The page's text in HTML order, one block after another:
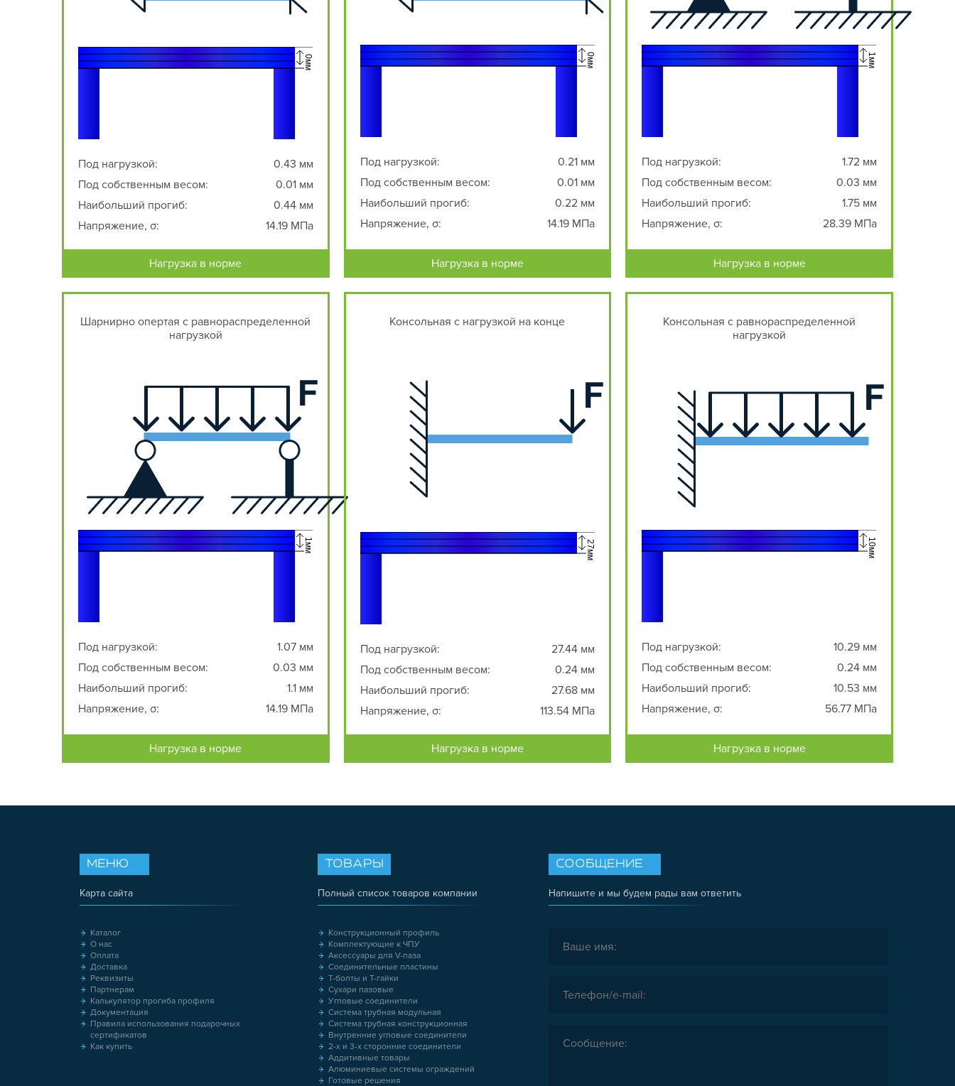
Под нагрузкой:
0.43 мм
Под собственным весом:
0.01 мм
Наибольший прогиб:
0.44 мм
Напряжение, σ:
14.19 МПа
Нагрузка в норме
Под нагрузкой:
0.21 мм
Под собственным весом:
0.01 мм
Наибольший прогиб:
0.22 мм
Напряжение, σ:
14.19 МПа
Нагрузка в норме
Под нагрузкой:
1.72 мм
Под собственным весом:
0.03 мм
Наибольший прогиб:
1.75 мм
Напряжение, σ:
28.39 МПа
Нагрузка в норме
Шарнирно опертая с равнораспределенной
нагрузкой
Под нагрузкой:
1.07 мм
Под собственным весом:
0.03 мм
Наибольший прогиб:
1.1 мм
Напряжение, σ:
14.19 МПа
Нагрузка в норме
Консольная с нагрузкой на конце
Под нагрузкой:
27.44 мм
Под собственным весом:
0.24 мм
Наибольший прогиб:
27.68 мм
Напряжение, σ:
113.54 МПа
Нагрузка в норме
Консольная с равнораспределенной
нагрузкой
Под нагрузкой:
10.29 мм
Под собственным весом:
0.24 мм
Наибольший прогиб:
10.53 мм
Напряжение, σ:
56.77 МПа
Нагрузка в норме
СООБЩЕНИЕ
Напишите и мы будем рады вам ответить
ТОВАРЫ
Полный список товаров компании
Конструкционный профиль
Комплектующие к ЧПУ
Аксессуары для V-паза
Соединительные пластины
Т-болты и Т-гайки
Сухари пазовые
Угловые соединители
Система трубная модульная
Система трубная конструкционная
Внутренние угловые соединители
2-х и 3-х сторонние соединители
Аддитивные товары
Алюминиевые системы ограждений
Готовые решения
МЕНЮ
Карта сайта
Каталог
О нас
Оплата
Доставка
Реквизиты
Партнерам
Калькулятор прогиба профиля
Документация
Правила использования подарочных
сертификатов
Как купить